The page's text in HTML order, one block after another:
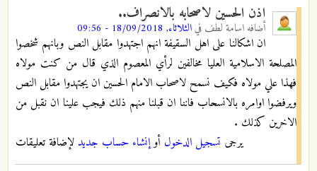
اذن الحسين لاصحابه بالانصراف..
أضافه اسامة لطف فيالثلاثاء, 18/09/2018 - 09:56
ان اشكالنا على اهل السقيفة انهم اجتهدوا مقابل النص وبانهم شخصوا
المصلحة الاسلامية العليا مخالفين لرأي المعصوم الذي قال من كنت مولاه
فهذا علي مولاه فكيف نسمح لاصحاب الامام الحسين ان يجتهدوا مقابل النص
ويرفضوا اوامره بالانسحاب فاننا ان قبلنا منهم ذلك فيجب علينا ان نقبل من
الاخرين كذلك .
يرجى تسجيل الدخول أوإنشاء حساب جديد لإضافة تعليقات